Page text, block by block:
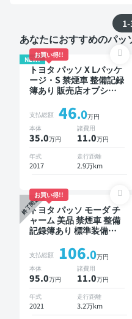
あなたにおすすめのパッ
NEW!
お買い得!!
トヨタ パッソ X Lパッケ
ージ・S 禁煙車 整備記録
簿あり 販売店オプショ
ETC バックモニター ド
ライブレコーダー 衝突
軽減
支払総額 46.0万円
本体
35.0万円
諸費用
11.0万円
年式
2017
走行距離
2.9万km
終了間近
お買い得!!
トヨタ パッソ モーダ チ
ャーム 美品 禁煙車 整備
記録簿あり 標準装備ナ
バックモニター ドライ
ブレコーダー 衝突軽減
支払総額 106.0万円
本体
95.0万円
諸費用
11.0万円
年式
2021
走行距離
3.2万km